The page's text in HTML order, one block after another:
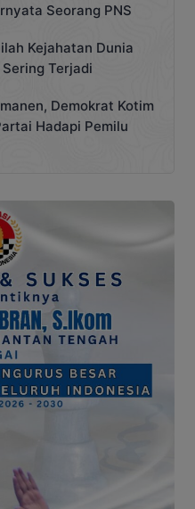
Seorang PNS
Kejahatan Dunia
Terjadi
Demokrat Kotim
Hadapi Pemilu